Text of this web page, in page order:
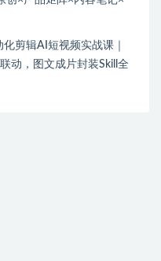
化剪辑AI短视频实战课｜
动，图文成片封装Skill全